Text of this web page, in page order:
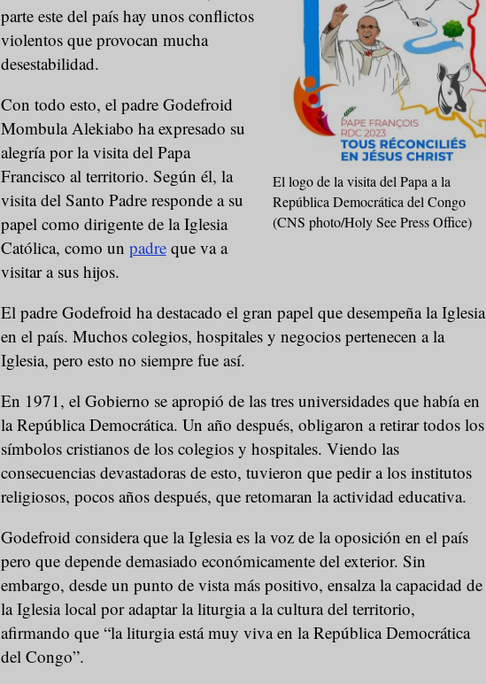
El logo de la visita del Papa a la
República Democrática del Congo
(CNS photo/Holy See Press Office)
parte este del país hay unos conflictos
violentos que provocan mucha
desestabilidad.
Con todo esto, el padre Godefroid
Mombula Alekiabo ha expresado su
alegría por la visita del Papa
Francisco al territorio. Según él, la
visita del Santo Padre responde a su
papel como dirigente de la Iglesia
Católica, como un padreque va a
visitar a sus hijos.
El padre Godefroid ha destacado el gran papel que desempeña la Iglesia
en el país. Muchos colegios, hospitales y negocios pertenecen a la
Iglesia, pero esto no siempre fue así.
En 1971, el Gobierno se apropió de las tres universidades que había en
la República Democrática. Un año después, obligaron a retirar todos los
símbolos cristianos de los colegios y hospitales. Viendo las
consecuencias devastadoras de esto, tuvieron que pedir a los institutos
religiosos, pocos años después, que retomaran la actividad educativa.
Godefroid considera que la Iglesia es la voz de la oposición en el país
pero que depende demasiado económicamente del exterior. Sin
embargo, desde un punto de vista más positivo, ensalza la capacidad de
la Iglesia local por adaptar la liturgia a la cultura del territorio,
afirmando que “la liturgia está muy viva en la República Democrática
del Congo”.